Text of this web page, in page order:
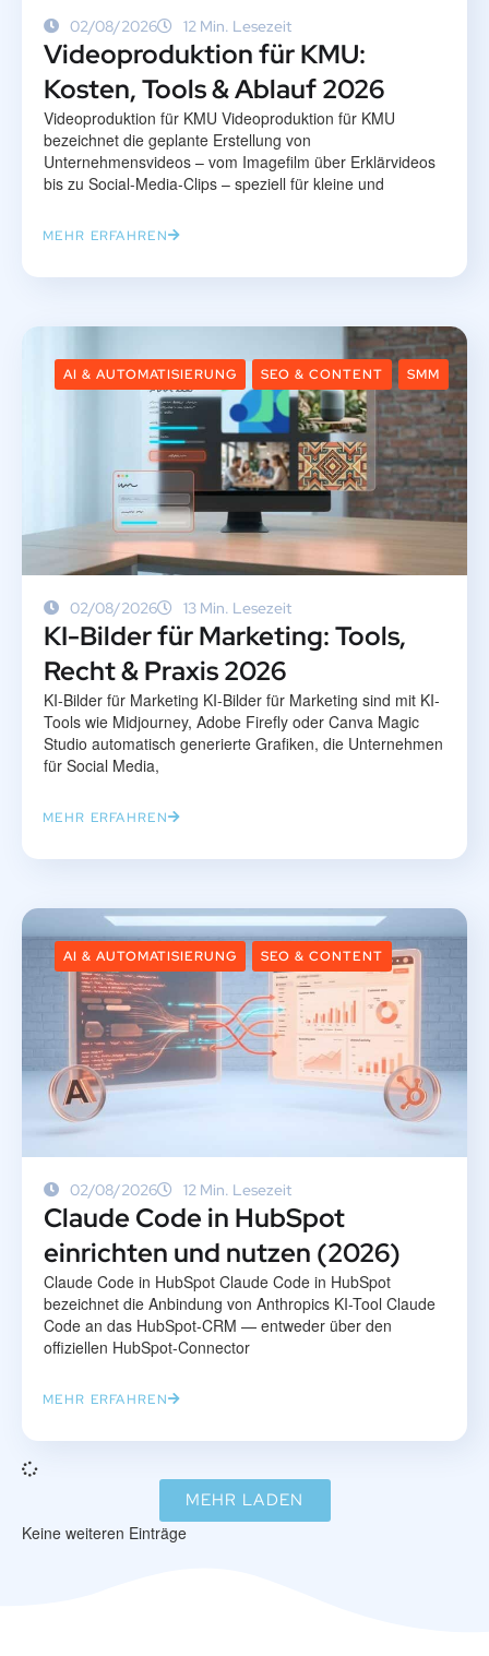
02/08/2026 12 Min. Lesezeit
Videoproduktion für KMU:
Kosten, Tools & Ablauf 2026
Videoproduktion für KMU Videoproduktion für KMU
bezeichnet die geplante Erstellung von
Unternehmensvideos – vom Imagefilm über Erklärvideos
bis zu Social-Media-Clips – speziell für kleine und
MEHR ERFAHREN
AI & AUTOMATISIERUNG SEO & CONTENT SMM
02/08/2026 13 Min. Lesezeit
KI-Bilder für Marketing: Tools,
Recht & Praxis 2026
KI-Bilder für Marketing KI-Bilder für Marketing sind mit KI-
Tools wie Midjourney, Adobe Firefly oder Canva Magic
Studio automatisch generierte Grafiken, die Unternehmen
für Social Media,
MEHR ERFAHREN
AI & AUTOMATISIERUNG SEO & CONTENT
02/08/2026 12 Min. Lesezeit
Claude Code in HubSpot
einrichten und nutzen (2026)
Claude Code in HubSpot Claude Code in HubSpot
bezeichnet die Anbindung von Anthropics KI-Tool Claude
Code an das HubSpot-CRM — entweder über den
offiziellen HubSpot-Connector
MEHR ERFAHREN
MEHR LADEN
Keine weiteren Einträge